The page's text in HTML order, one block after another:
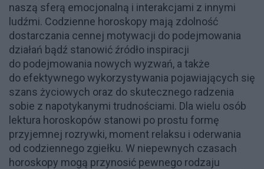
naszą sferą emocjonalną i interakcjami z innymi
ludźmi. Codzienne horoskopy mają zdolność
dostarczania cennej motywacji do podejmowania
działań bądź stanowić źródło inspiracji
do podejmowania nowych wyzwań, a także
do efektywnego wykorzystywania pojawiających się
szans życiowych oraz do skutecznego radzenia
sobie z napotykanymi trudnościami. Dla wielu osób
lektura horoskopów stanowi po prostu formę
przyjemnej rozrywki, moment relaksu i oderwania
od codziennego zgiełku. W niepewnych czasach
horoskopy mogą przynosić pewnego rodzaju